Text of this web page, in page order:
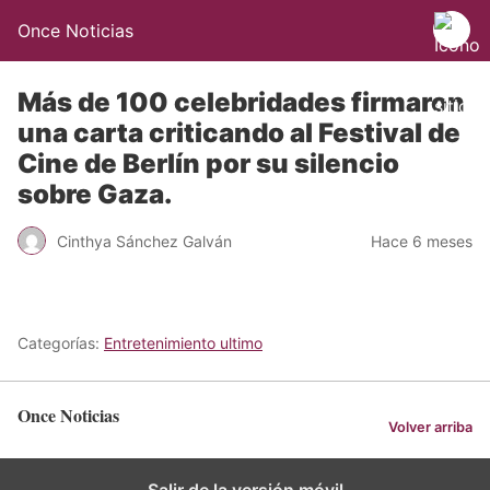
Once Noticias
Más de 100 celebridades firmaron
una carta criticando al Festival de
Cine de Berlín por su silencio
sobre Gaza.
Cinthya Sánchez Galván Hace 6 meses
Categorías: Entretenimiento ultimo
Once Noticias Volver arriba